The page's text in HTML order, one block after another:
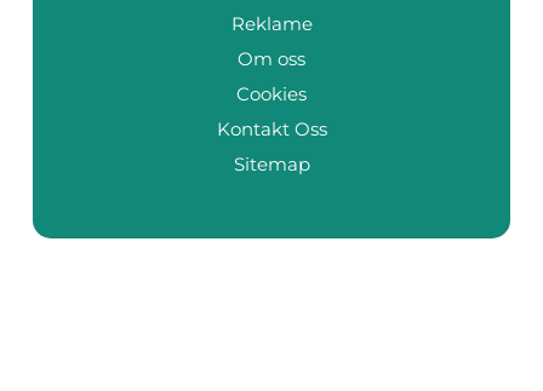
Reklame
Om oss
Cookies
Kontakt Oss
Sitemap